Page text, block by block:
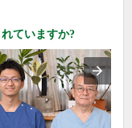
ていますか?